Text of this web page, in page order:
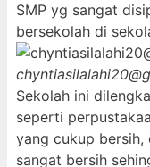
SMP yg sangat
bersekolah di
Sekolah ini
seperti
yang cukup bersih,
sangat bersih